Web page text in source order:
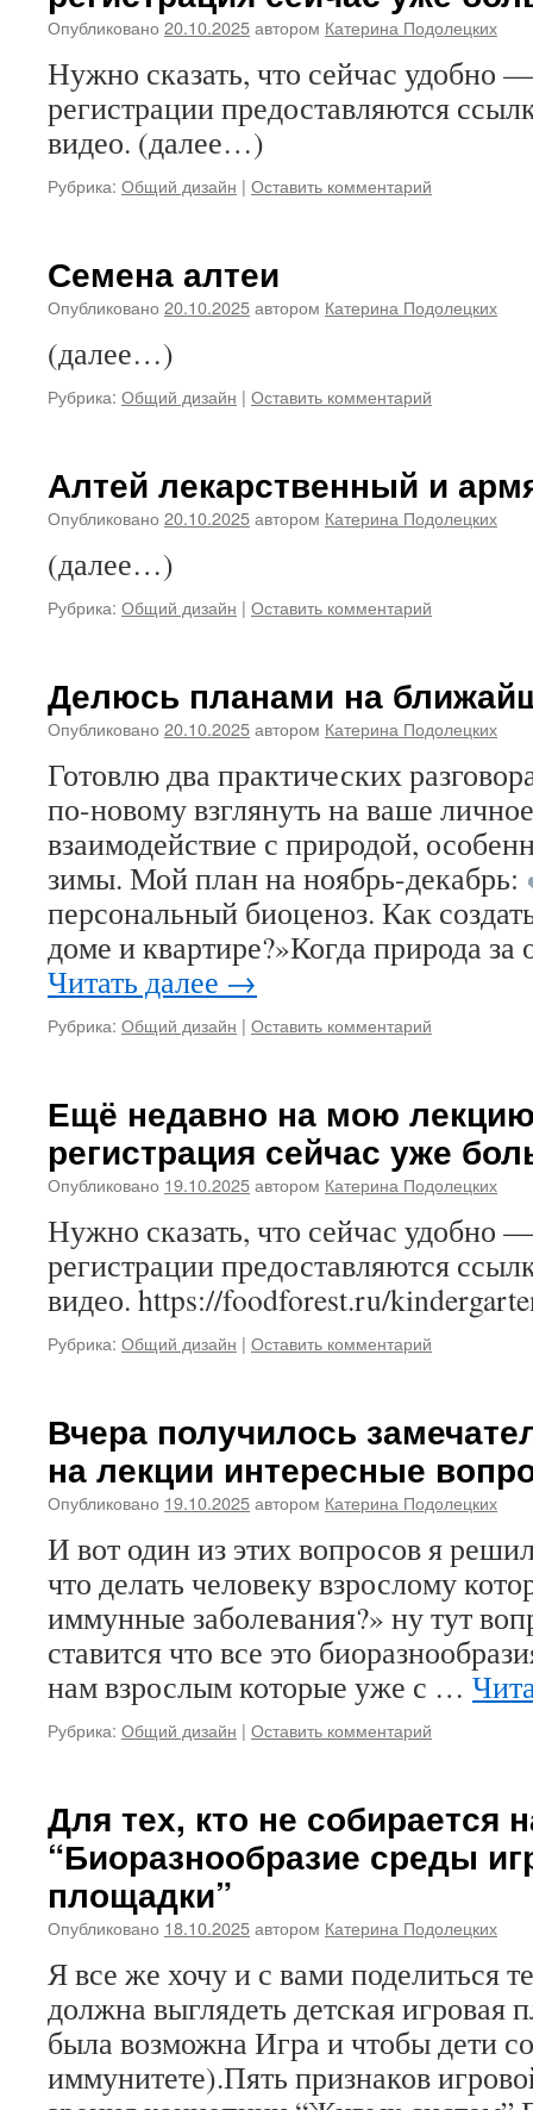
Опубликовано 20.10.2025автором Катерина Подолецких
Нужно сказать, что сейчас удобно
регистрации предоставляются
видео. (далее…)
Рубрика: Общий дизайн | Оставить комментарий
Семена алтеи
Опубликовано 20.10.2025автором Катерина Подолецких
(далее…)
Рубрика: Общий дизайн | Оставить комментарий
Алтей лекарственный и
Опубликовано 20.10.2025автором Катерина Подолецких
(далее…)
Рубрика: Общий дизайн | Оставить комментарий
Делюсь планами на
Опубликовано 20.10.2025автором Катерина Подолецких
Готовлю два практических
по-новому взглянуть на ваше
взаимодействие с природой,
зимы. Мой план на ноябрь-декабрь:
персональный биоценоз. Как
доме и квартире?»Когда природа
Читать далее →
Рубрика: Общий дизайн | Оставить комментарий
Ещё недавно на мою
регистрация сейчас уже
Опубликовано 19.10.2025автором Катерина Подолецких
Нужно сказать, что сейчас удобно
регистрации предоставляются
видео. https://foodforest.ru/
Рубрика: Общий дизайн | Оставить комментарий
Вчера получилось
на лекции интересные
Опубликовано 19.10.2025автором Катерина Подолецких
И вот один из этих вопросов я
что делать человеку взрослому
иммунные заболевания?» ну тут
ставится что все это
нам взрослым которые уже с …
Рубрика: Общий дизайн | Оставить комментарий
Для тех, кто не собирается
“Биоразнообразие среды
площадки”
Опубликовано 18.10.2025автором Катерина Подолецких
Я все же хочу и с вами поделиться
должна выглядеть детская игровая
была возможна Игра и чтобы дети
иммунитете).Пять признаков